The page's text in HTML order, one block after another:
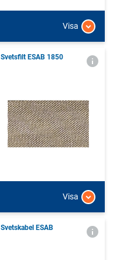
Visa
Svetsfilt ESAB 1850
Visa
Svetskabel ESAB